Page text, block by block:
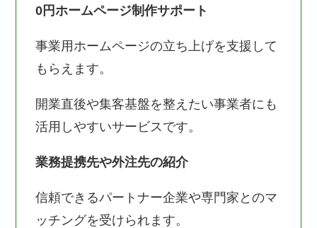
0円ホームページ制作サポート
事業用ホームページの立ち上げを支援して
もらえます。
開業直後や集客基盤を整えたい事業者にも
活用しやすいサービスです。
業務提携先や外注先の紹介
信頼できるパートナー企業や専門家とのマ
ッチングを受けられます。